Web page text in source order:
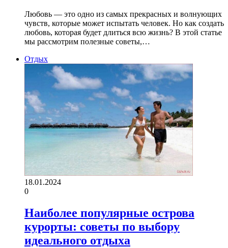
Любовь — это одно из самых прекрасных и волнующих
чувств, которые может испытать человек. Но как создать
любовь, которая будет длиться всю жизнь? В этой статье
мы рассмотрим полезные советы,…
Отдых
18.01.2024
0
Наиболее популярные острова
курорты: советы по выбору
идеального отдыха